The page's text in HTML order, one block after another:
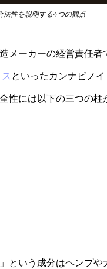
法性を説明する4つの観点
メーカーの経営責任
といったカンナビノ
性には以下の三つの柱
という成分はヘンプ